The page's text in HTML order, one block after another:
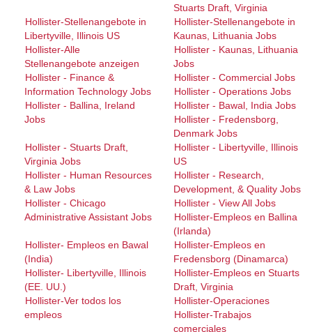
Stuarts Draft, Virginia
Hollister-Stellenangebote in
Libertyville, Illinois US
Hollister-Stellenangebote in
Kaunas, Lithuania Jobs
Hollister-Alle
Stellenangebote anzeigen
Hollister - Kaunas, Lithuania
Jobs
Hollister - Finance &
Information Technology Jobs
Hollister - Commercial Jobs
Hollister - Operations Jobs
Hollister - Ballina, Ireland
Jobs
Hollister - Bawal, India Jobs
Hollister - Fredensborg,
Denmark Jobs
Hollister - Stuarts Draft,
Virginia Jobs
Hollister - Libertyville, Illinois
US
Hollister - Human Resources
& Law Jobs
Hollister - Research,
Development, & Quality Jobs
Hollister - Chicago
Administrative Assistant Jobs
Hollister - View All Jobs
Hollister-Empleos en Ballina
(Irlanda)
Hollister- Empleos en Bawal
(India)
Hollister-Empleos en
Fredensborg (Dinamarca)
Hollister- Libertyville, Illinois
(EE. UU.)
Hollister-Empleos en Stuarts
Draft, Virginia
Hollister-Ver todos los
empleos
Hollister-Operaciones
Hollister-Trabajos
comerciales